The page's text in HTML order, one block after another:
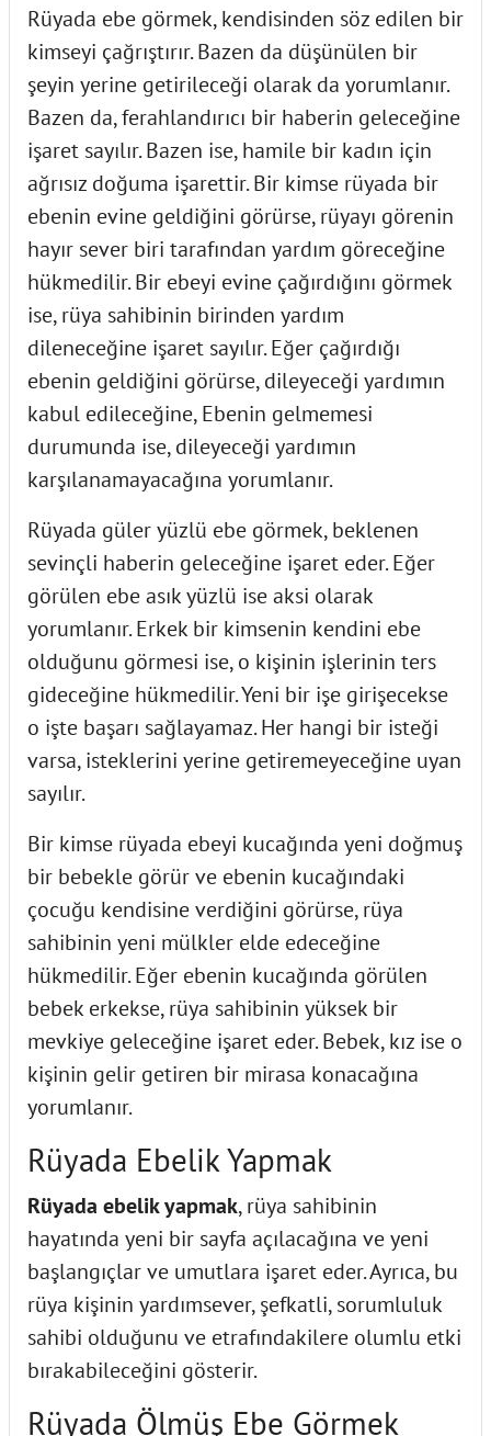
Rüyada ebe görmek, kendisinden söz edilen bir
kimseyi çağrıştırır. Bazen da düşünülen bir
şeyin yerine getirileceği olarak da yorumlanır.
Bazen da, ferahlandırıcı bir haberin geleceğine
işaret sayılır. Bazen ise, hamile bir kadın için
ağrısız doğuma işarettir. Bir kimse rüyada bir
ebenin evine geldiğini görürse, rüyayı görenin
hayır sever biri tarafından yardım göreceğine
hükmedilir. Bir ebeyi evine çağırdığını görmek
ise, rüya sahibinin birinden yardım
dileneceğine işaret sayılır. Eğer çağırdığı
ebenin geldiğini görürse, dileyeceği yardımın
kabul edileceğine, Ebenin gelmemesi
durumunda ise, dileyeceği yardımın
karşılanamayacağına yorumlanır.
Rüyada güler yüzlü ebe görmek, beklenen
sevinçli haberin geleceğine işaret eder. Eğer
görülen ebe asık yüzlü ise aksi olarak
yorumlanır. Erkek bir kimsenin kendini ebe
olduğunu görmesi ise, o kişinin işlerinin ters
gideceğine hükmedilir. Yeni bir işe girişecekse
o işte başarı sağlayamaz. Her hangi bir isteği
varsa, isteklerini yerine getiremeyeceğine uyan
sayılır.
Bir kimse rüyada ebeyi kucağında yeni doğmuş
bir bebekle görür ve ebenin kucağındaki
çocuğu kendisine verdiğini görürse, rüya
sahibinin yeni mülkler elde edeceğine
hükmedilir. Eğer ebenin kucağında görülen
bebek erkekse, rüya sahibinin yüksek bir
mevkiye geleceğine işaret eder. Bebek, kız ise o
kişinin gelir getiren bir mirasa konacağına
yorumlanır.
Rüyada Ebelik Yapmak
Rüyada ebelik yapmak, rüya sahibinin
hayatında yeni bir sayfa açılacağına ve yeni
başlangıçlar ve umutlara işaret eder. Ayrıca, bu
rüya kişinin yardımsever, şefkatli, sorumluluk
sahibi olduğunu ve etrafındakilere olumlu etki
bırakabileceğini gösterir.
Rüyada Ölmüş Ebe Görmek